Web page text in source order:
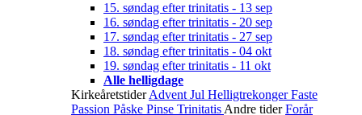
15. søndag efter trinitatis - 13 sep
16. søndag efter trinitatis - 20 sep
17. søndag efter trinitatis - 27 sep
18. søndag efter trinitatis - 04 okt
19. søndag efter trinitatis - 11 okt
Alle helligdage
Kirkeåretstider Advent Jul HelligtrekongerFaste
Passion Påske Pinse Trinitatis Andre tider Forår